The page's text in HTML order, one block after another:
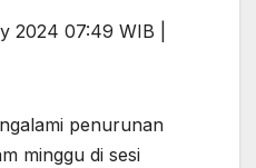
2024 07:49 WIB |
penurunan
minggu di sesi